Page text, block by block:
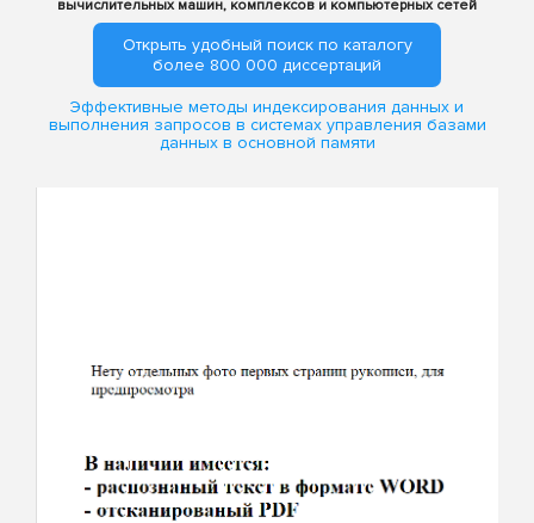
вычислительных машин, комплексов и компьютерных сетей
Открыть удобный поиск по каталогу
более 800 000 диссертаций
Эффективные методы индексирования данных и
выполнения запросов в системах управления базами
данных в основной памяти